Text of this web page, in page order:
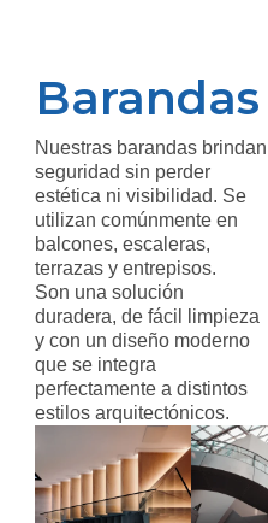
Barandas
Nuestras barandas brindan
seguridad sin perder
estética ni visibilidad. Se
utilizan comúnmente en
balcones, escaleras,
terrazas y entrepisos.
Son una solución
duradera, de fácil limpieza
y con un diseño moderno
que se integra
perfectamente a distintos
estilos arquitectónicos.